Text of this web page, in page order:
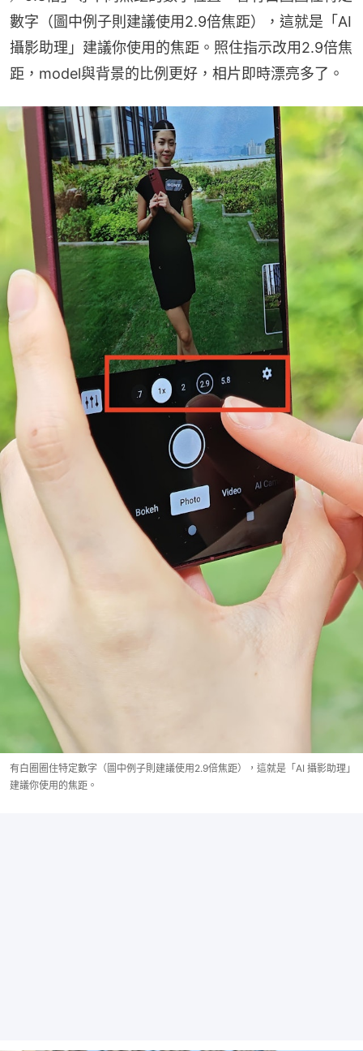
數字（圖中例子則建議使用2.9倍焦距），這就是「AI
攝影助理」建議你使用的焦距。照住指示改用2.9倍焦
距，model與背景的比例更好，相片即時漂亮多了。
有白圈圈住特定數字（圖中例子則建議使用2.9倍焦距），這就是「AI 攝影助理」
建議你使用的焦距。